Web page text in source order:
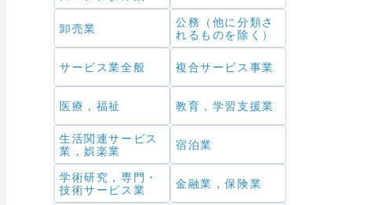
卸売業
公務（他に分類さ
れるものを除く）
サービス業全般 複合サービス事業
医療，福祉 教育，学習支援業
生活関連サービス
業，娯楽業
宿泊業
学術研究，専門・
技術サービス業
金融業，保険業